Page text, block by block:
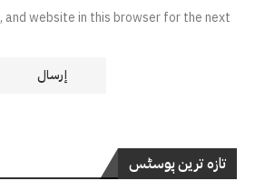
and website in this browser for the next
تازہ ترین پوسٹس